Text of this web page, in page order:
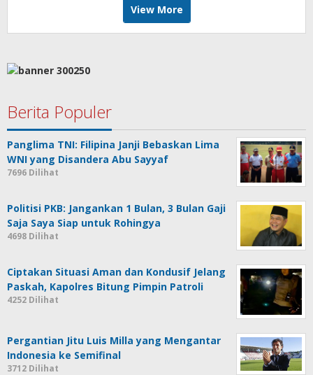
View More
Berita Populer
Panglima TNI: Filipina Janji Bebaskan Lima
WNI yang Disandera Abu Sayyaf
7696 Dilihat
Politisi PKB: Jangankan 1 Bulan, 3 Bulan Gaji
Saja Saya Siap untuk Rohingya
4698 Dilihat
Ciptakan Situasi Aman dan Kondusif Jelang
Paskah, Kapolres Bitung Pimpin Patroli
4252 Dilihat
Pergantian Jitu Luis Milla yang Mengantar
Indonesia ke Semifinal
3712 Dilihat